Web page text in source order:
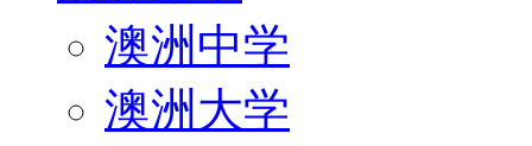
澳洲中学
澳洲大学